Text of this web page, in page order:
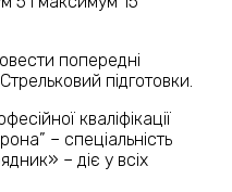
попередні
підготовки.
кваліфікації
– спеціальність
– діє у всіх